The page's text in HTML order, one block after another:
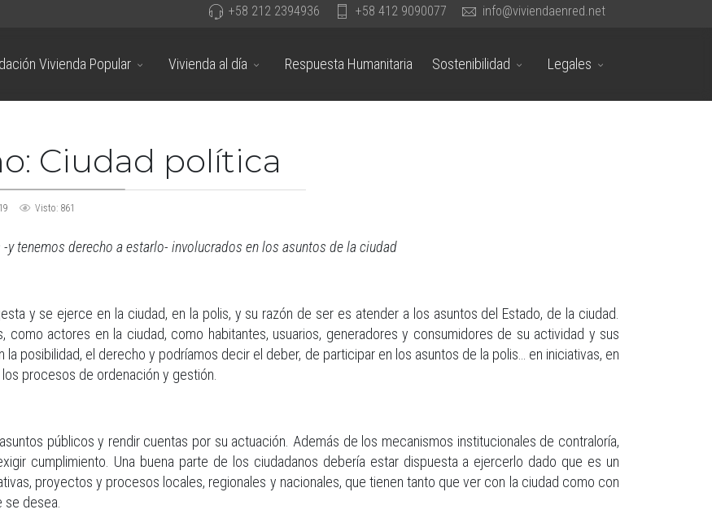
+58 212 2394936 +58 412 9090077 info@viviendaenred.net
Vivienda Popular Vivienda al día Respuesta Humanitaria Sostenibilidad Legales
Ciudad política
Visto: 861
y tenemos derecho a estarlo- involucrados en los asuntos de la ciudad
y se ejerce en la ciudad, en la polis, y su razón de ser es atender a los asuntos del Estado, de la ciudad.
como actores en la ciudad, como habitantes, usuarios, generadores y consumidores de su actividad y sus
la posibilidad, el derecho y podríamos decir el deber, de participar en los asuntos de la polis… en iniciativas, en
procesos de ordenación y gestión.
públicos y rendir cuentas por su actuación. Además de los mecanismos institucionales de contraloría,
cumplimiento. Una buena parte de los ciudadanos debería estar dispuesta a ejercerlo dado que es un
proyectos y procesos locales, regionales y nacionales, que tienen tanto que ver con la ciudad como con
desea.